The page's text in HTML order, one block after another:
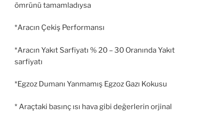
ömrünü tamamladıysa
*Aracın Çekiş Performansı
*Aracın Yakıt Sarfiyatı % 20 – 30 Oranında Yakıt
sarfiyatı
*Egzoz Dumanı Yanmamış Egzoz Gazı Kokusu
* Araçtaki basınç ısı hava gibi değerlerin orjinal